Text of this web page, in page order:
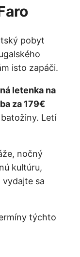
pobyt
isto zapáči.
letenka na
za 179€
Letí
nočný
kultúru,
sa
týchto